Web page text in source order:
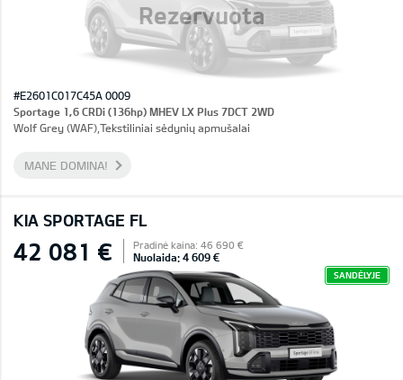
Rezervuota
#E2601C017C45A 0009
Sportage 1,6 CRDi (136hp) MHEV LX Plus 7DCT 2WD
Wolf Grey (WAF),Tekstiliniai sėdynių apmušalai
MANE DOMINA!
KIA SPORTAGE FL
42 081 € Pradinė kaina: 46 690 €
Nuolaida: 4 609 €
SANDĖLYJE